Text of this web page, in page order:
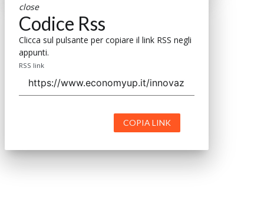
close
Codice Rss
Clicca sul pulsante per copiare il link RSS negli
appunti.
RSS link
COPIA LINK